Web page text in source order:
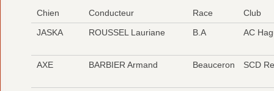
Chien Conducteur Race
Club
JASKA
ROUSSEL Lauriane B.A AC
AXE BARBIER Armand Beauceron SCD